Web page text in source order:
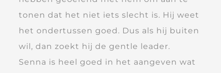
tonen dat het niet iets slecht is. Hij weet
het ondertussen goed. Dus als hij buiten
wil, dan zoekt hij de gentle leader.
Senna is heel goed in het aangeven wat